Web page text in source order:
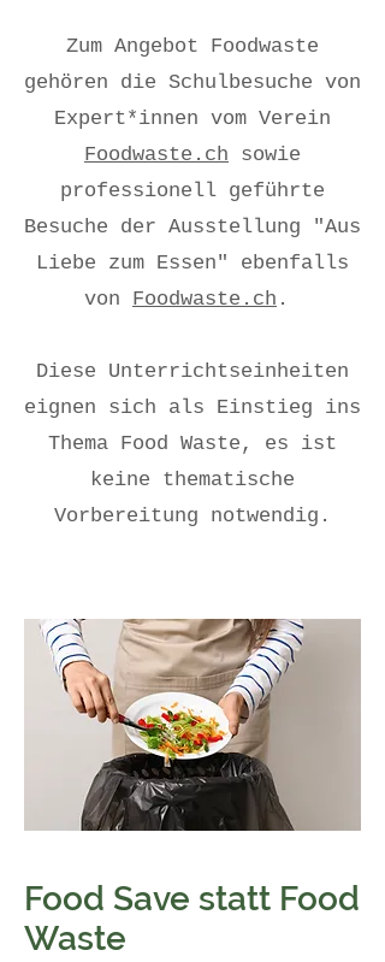
Zum Angebot Foodwaste
gehören die Schulbesuche von
Expert*innen vom Verein
Foodwaste.ch sowie
professionell geführte
Besuche der Ausstellung "Aus
Liebe zum Essen" ebenfalls
von Foodwaste.ch .
Diese Unterrichtseinheiten
eignen sich als Einstieg ins
Thema Food Waste, es ist
keine thematische
Vorbereitung notwendig.
Food Save statt Food
Waste